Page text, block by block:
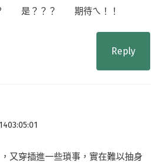
？ 是？？？ 期待ㄟ！！
Reply
又穿插進一些瑣事，實在難以抽身